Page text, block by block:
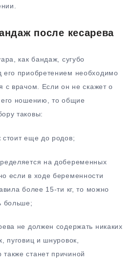
после кесарева
как бандаж, сугубо
его приобретением необходимо
с врачом. Если он не скажет о
его ношению, то общие
таковы:
еще до родов;
на добеременных
если в ходе беременности
более 15-ти кг, то можно
больше;
не должен содержать никаких
пуговиц и шнуровок,
станет причиной